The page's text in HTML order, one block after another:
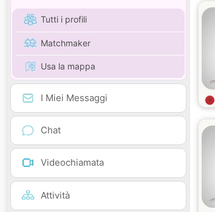
Tutti i profili
Matchmaker
Usa la mappa
I Miei Messaggi
Chat
Videochiamata
Attività